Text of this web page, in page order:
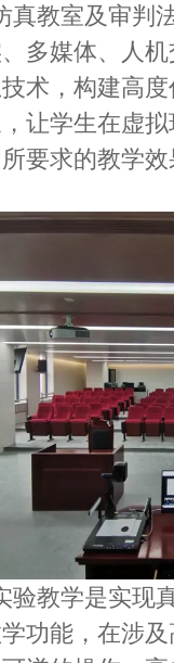
真教室及审判
多媒体、人
术，构建高
让学生在虚
要求的教学
验教学是实现
功能，在涉